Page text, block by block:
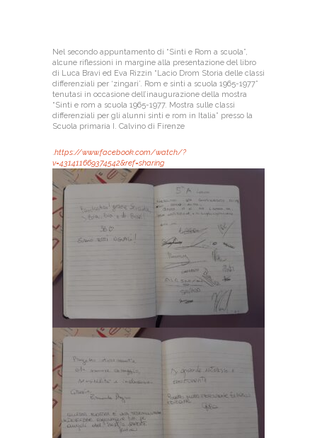
Nel secondo appuntamento di “Sinti e Rom a scuola”,
alcune riflessioni in margine alla presentazione del libro
di Luca Bravi ed Eva Rizzin “Lacio Drom Storia delle classi
differenziali per ‘zingari’. Rom e sinti a scuola 1965-1977”
tenutasi in occasione dell’inaugurazione della mostra
“Sinti e rom a scuola 1965-1977. Mostra sulle classi
differenziali per gli alunni sinti e rom in Italia” presso la
Scuola primaria I. Calvino di Firenze
.https://www.facebook.com/watch/?
v=431411669374542&ref=sharing